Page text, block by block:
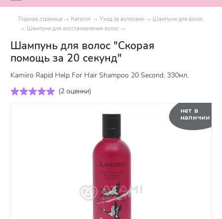
Главная страница Каталог Уход за волосами
Шампуни для волос
Шампуни для восстановления волос
Шампунь для волос "Скорая
помощь за 20 секунд"
Kamiiro Rapid Help For Hair Shampoo 20 Second, 330мл.
(2 оценки)
нет в
наличии